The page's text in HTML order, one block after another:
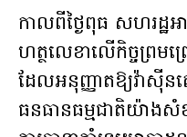
កាលពីថ្ងៃពុធ សហរដ្ឋ
ហត្ថលេខាលើកិច្ចព្រម
ដែលអនុញ្ញាតឱ្យវ៉ាស៊ី
ធនធានធម្មជាតិយ៉ាងសំ